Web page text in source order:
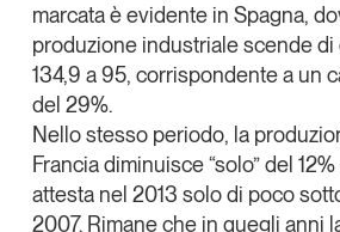
marcata è evidente in Spagna,
produzione industriale scende
134,9 a 95, corrispondente a un
del 29%.
Nello stesso periodo, la
Francia diminuisce “solo” del
attesta nel 2013 solo di poco
2007. Rimane che in quegli anni